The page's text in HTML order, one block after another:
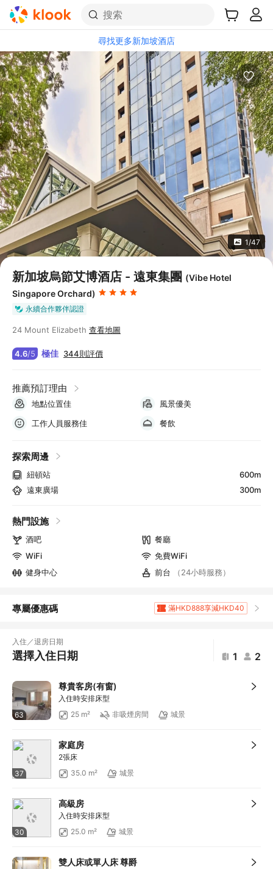
搜索
尋找更多新加坡酒店
1/47
新加坡烏節艾博酒店 - 遠東集團 (Vibe Hotel
Singapore Orchard)
永續合作夥伴認證
24 Mount Elizabeth 查看地圖
4.6/5 極佳 344則評價
推薦預訂理由
地點位置佳
風景優美
工作人員服務佳
餐飲
探索周邊
紐頓站
600m
遠東廣場
300m
熱門設施
酒吧
餐廳
WiFi
免費WiFi
健身中心
前台 （24小時服務）
專屬優惠碼
滿HKD888享減HKD40
滿HKD800享減HKD50
滿HKD1,000享減HKD100
入住／退房日期
選擇入住日期 1 2
63
尊貴客房(有窗)
入住時安排床型
25 m²
非吸煙房間 城景
37
家庭房
2張床
35.0 m²
城景
30
高級房
入住時安排床型
25.0 m²
城景
雙人床或單人床 尊爵